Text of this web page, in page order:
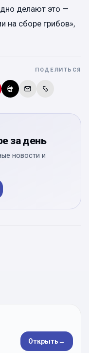
делают это —
на сборе грибов»,
ПОДЕЛИТЬСЯ
за день
новости и
Открыть→